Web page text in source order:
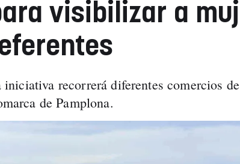
visibilizar a
iniciativa recorrerá diferentes comercios
de Pamplona.